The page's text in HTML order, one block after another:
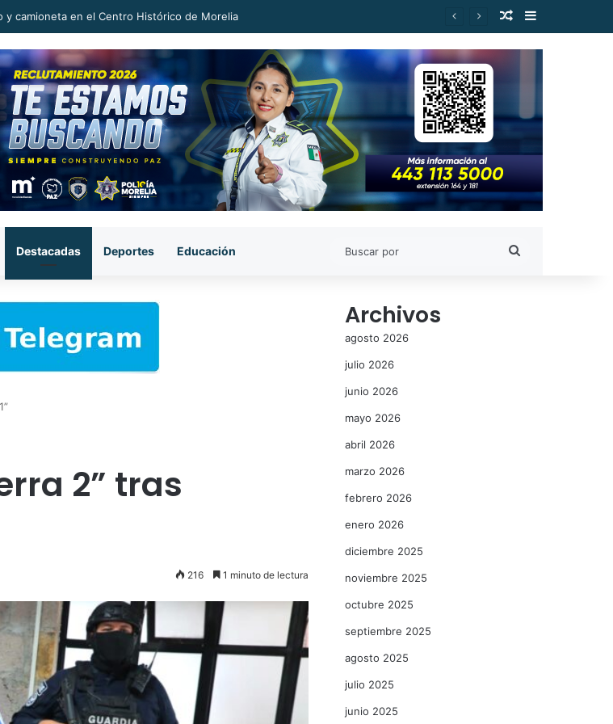
para conquistar mercados internacionales: Gilberto Morelos Publicación al
Barra lateral
Destacadas Deportes Educación
2” tras
216 1 minuto de lectura
Archivos
agosto 2026
julio 2026
junio 2026
mayo 2026
abril 2026
marzo 2026
febrero 2026
enero 2026
diciembre 2025
noviembre 2025
octubre 2025
septiembre 2025
agosto 2025
julio 2025
junio 2025